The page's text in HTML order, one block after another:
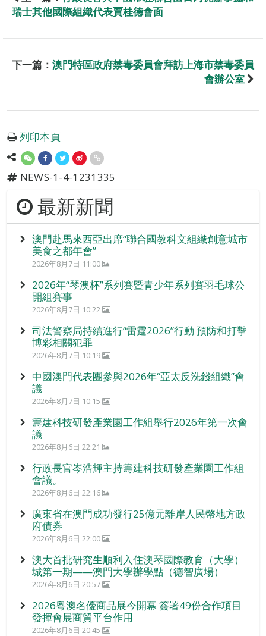
瑞士其他國際組織代表賈桂德會面
下一篇： 澳門特區政府禁毒委員會拜訪上海市禁毒委員
會辦公室
列印本頁
NEWS-1-4-1231335
最新新聞
澳門赴馬來西亞出席“聯合國教科文組織創意城市
美食之都年會”
2026年8月7日 11:00
2026年“琴澳杯”系列賽暨青少年系列賽羽毛球公
開組賽事
2026年8月7日 10:22
司法警察局持續進行“雷霆2026”行動 預防和打擊
博彩相關犯罪
2026年8月7日 10:19
中國澳門代表團參與2026年“亞太反洗錢組織”會
議
2026年8月7日 10:15
籌建科技研發產業園工作組舉行2026年第一次會
議
2026年8月6日 22:21
行政長官岑浩輝主持籌建科技研發產業園工作組
會議。
2026年8月6日 22:16
廣東省在澳門成功發行25億元離岸人民幣地方政
府債券
2026年8月6日 22:00
澳大首批研究生順利入住澳琴國際教育（大學）
城第一期——澳門大學辦學點（德智廣場）
2026年8月6日 20:57
2026粵澳名優商品展今開幕 簽署49份合作項目
發揮會展商貿平台作用
2026年8月6日 20:45